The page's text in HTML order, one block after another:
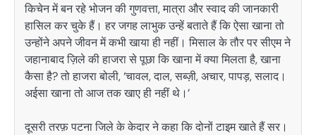
किचेन में बन रहे भोजन की गुणवत्ता, मात्रा और स्वाद की जानकारी
हासिल कर चुके हैं। हर जगह लाभुक उन्हें बताते हैं कि ऐसा खाना तो
उन्होंने अपने जीवन में कभी खाया ही नहीं। मिसाल के तौर पर सीएम ने
जहानाबाद ज़िले की हाजरा से पूछा कि खाना में क्या मिलता है, खाना
कैसा है? तो हाजरा बोली, ‘चावल, दाल, सब्ज़ी, अचार, पापड़, सलाद।
अईसा खाना तो आज तक खाए ही नहीं थे।’
दूसरी तरफ़ पटना जिले के केदार ने कहा कि दोनों टाइम खाते हैं सर।